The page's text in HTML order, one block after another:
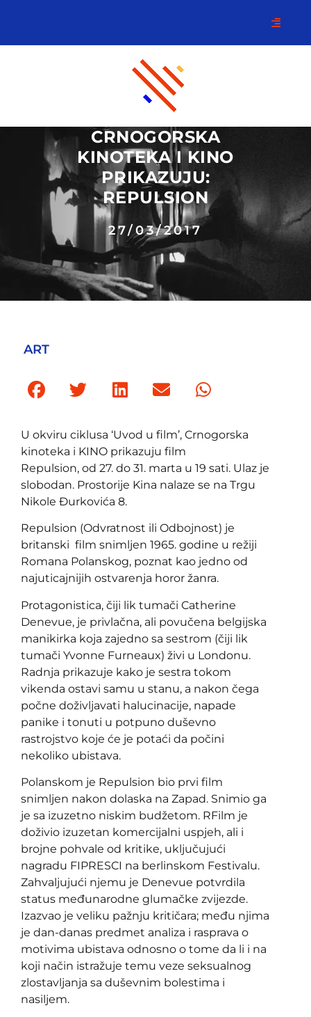
CRNOGORSKA
KINOTEKA I KINO
PRIKAZUJU:
REPULSION
27/03/2017
ART
U okviru ciklusa ‘Uvod u film’, Crnogorska
kinoteka i KINO prikazuju film
Repulsion, od 27. do 31. marta u 19 sati. Ulaz je
slobodan. Prostorije Kina nalaze se na Trgu
Nikole Đurkovića 8.
Repulsion (Odvratnost ili Odbojnost) je
britanski film snimljen 1965. godine u režiji
Romana Polanskog, poznat kao jedno od
najuticajnijih ostvarenja horor žanra.
Protagonistica, čiji lik tumači Catherine
Denevue, je privlačna, ali povučena belgijska
manikirka koja zajedno sa sestrom (čiji lik
tumači Yvonne Furneaux) živi u Londonu.
Radnja prikazuje kako je sestra tokom
vikenda ostavi samu u stanu, a nakon čega
počne doživljavati halucinacije, napade
panike i tonuti u potpuno duševno
rastrojstvo koje će je potaći da počini
nekoliko ubistava.
Polanskom je Repulsion bio prvi film
snimljen nakon dolaska na Zapad. Snimio ga
je sa izuzetno niskim budžetom. RFilm je
doživio izuzetan komercijalni uspjeh, ali i
brojne pohvale od kritike, uključujući
nagradu FIPRESCI na berlinskom Festivalu.
Zahvaljujući njemu je Denevue potvrdila
status međunarodne glumačke zvijezde.
Izazvao je veliku pažnju kritičara; među njima
je dan-danas predmet analiza i rasprava o
motivima ubistava odnosno o tome da li i na
koji način istražuje temu veze seksualnog
zlostavljanja sa duševnim bolestima i
nasiljem.